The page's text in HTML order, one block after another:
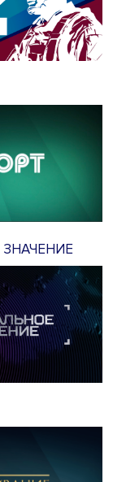
ЗНАЧЕНИЕ